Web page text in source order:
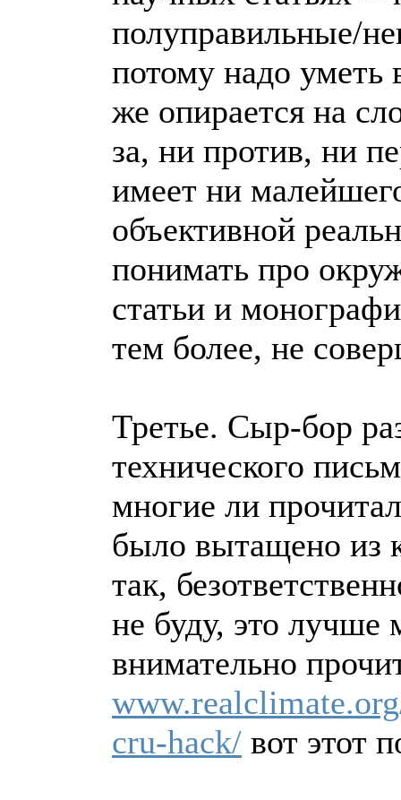
полуправильные/
потому надо уметь
же опирается на
за, ни против, ни
имеет ни
объективной
понимать про
статьи и
тем более, не
Третье. Сыр-бор
технического
многие ли
было вытащено из
так,
не буду, это лучше
внимательно
cru-hack/ вот этот